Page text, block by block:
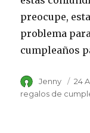
preocupe,
problema
cumpleaños
Author
Jenny
on
24
regalos de